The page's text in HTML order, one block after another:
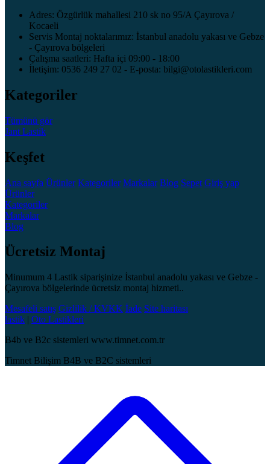
Adres: Özgürlük mahallesi 210 sk no 95/A Çayırova /
Kocaeli
Servis Montaj noktalarımız: İstanbul anadolu yakası ve Gebze
- Çayırova bölgeleri
Çalışma saatleri: Hafta içi 09:00 - 18:00
İletişim: 0536 249 27 02 - E-posta: bilgi@otolastikleri.com
Kategoriler
Tümünü gör
Jant Lastik
Keşfet
Ana sayfa Ürünler Kategoriler Markalar Blog Sepet Giriş yap
Ürünler
Kategoriler
Markalar
Blog
Ücretsiz Montaj
Minumum 4 Lastik siparişinize İstanbul anadolu yakası ve Gebze -
Çayırova bölgelerinde ücretsiz montaj hizmeti..
Mesafeli satış Gizlilik / KVKK İade Site haritası
lastik | Oto Lastikleri
B4b ve B2c sistemleri www.timnet.com.tr
Timnet Bilişim B4B ve B2C sistemleri